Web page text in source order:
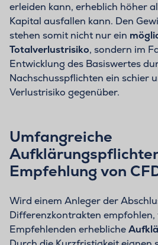
erleiden kann, erheblich höher
Kapital ausfallen kann. Den
stehen somit nicht nur ein
Totalverlustrisiko, sondern im
Entwicklung des Basiswertes
Nachschusspflichten ein schier
Verlustrisiko gegenüber.
Umfangreiche
Empfehlung von
Wird einem Anleger der
Differenzkontrakten
Empfehlenden erhebliche